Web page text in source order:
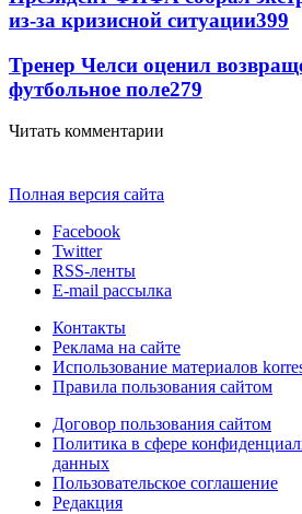
из-за кризисной ситуации399
Тренер Челси оценил
футбольное поле279
Читать комментарии
Полная версия сайта
Facebook
Twitter
RSS-ленты
E-mail рассылка
Контакты
Реклама на сайте
Использование материалов
Правила пользования сайтом
Договор пользования сайтом
Политика в сфере
данных
Пользовательское соглашение
Редакция